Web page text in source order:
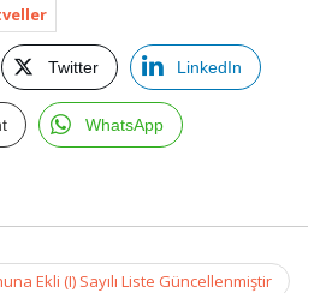
Twitter LinkedIn
WhatsApp
Ekli (I) Sayılı Liste Güncellenmiştir